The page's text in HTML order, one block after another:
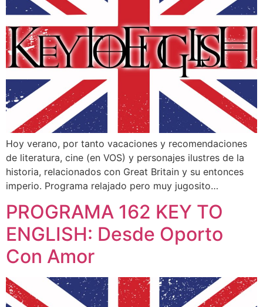
Hoy verano, por tanto vacaciones y recomendaciones
de literatura, cine (en VOS) y personajes ilustres de la
historia, relacionados con Great Britain y su entonces
imperio. Programa relajado pero muy jugosito…
PROGRAMA 162 KEY TO
ENGLISH: Desde Oporto
Con Amor